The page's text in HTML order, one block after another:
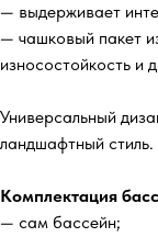
— выдерживает
— чашковый пакет
износостойкость и
Универсальный
ландшафтный стиль.
Комплектация
— сам бассейн;